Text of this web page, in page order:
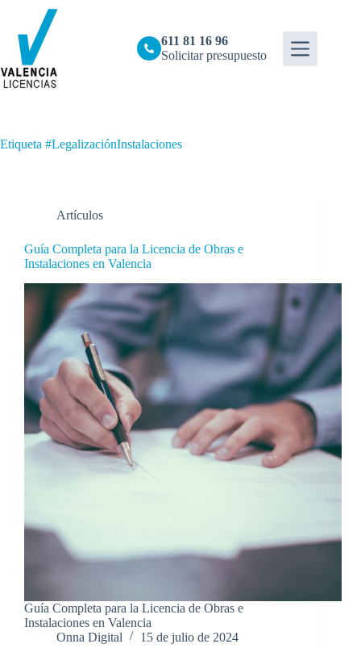
contenido
611 81 16 96
Solicitar presupuesto
Etiqueta #LegalizaciónInstalaciones
Artículos
Guía Completa para la Licencia de Obras e
Instalaciones en Valencia
Guía Completa para la Licencia de Obras e
Instalaciones en Valencia
Onna Digital
15 de julio de 2024